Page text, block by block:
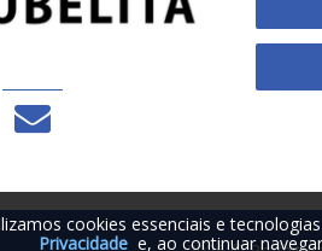
cookies essenciais e
Privacidade e, ao continuar